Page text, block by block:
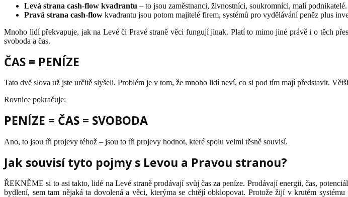
Levá strana cash-flow kvadrantu – to jsou zaměstnanci, živnostníci, soukromníci, malí podnikatelé.
Pravá strana cash-flow kvadrantu jsou potom majitelé firem, systémů pro vydělávání peněz plus
Mnoho lidí překvapuje, jak na Levé či Pravé straně věci fungují jinak. Platí to mimo jiné právě i o těch
svoboda a čas.
ČAS = PENÍZE
Tato dvě slova už jste určitě slyšeli. Problém je v tom, že mnoho lidí neví, co si pod tím mají představit.
Rovnice pokračuje:
PENÍZE = ČAS = SVOBODA
Ano, to jsou tři projevy téhož – jsou to tři projevy hodnot, které spolu velmi těsně souvisí.
Jak souvisí tyto pojmy s Levou a Pravou stranou?
ŘEKNĚME si to asi takto, lidé na Levé straně prodávají svůj čas za peníze. Prodávají energii, čas,
bydlení, sem tam nějaká ta dovolená a věci, kterýma se chtějí obklopovat. Protože žijí v krutém